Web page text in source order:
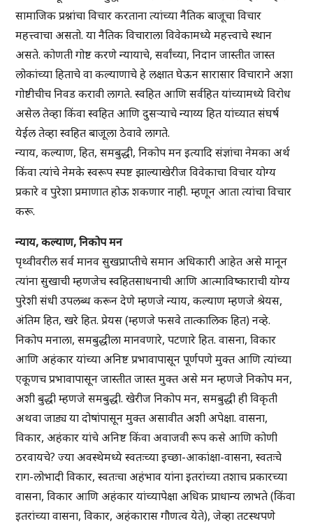
सामाजिक प्रश्नांचा विचार करताना त्यांच्या नैतिक बाजूचा विचार
महत्त्वाचा असतो. या नैतिक विचाराला विवेकामध्ये महत्त्वाचे स्थान
असते. कोणती गोष्ट करणे न्यायाचे, सर्वांच्या, निदान जास्तीत जास्त
लोकांच्या हिताचे वा कल्याणाचे हे लक्षात घेऊन सारासार विचाराने अशा
गोष्टीचीच निवड करावी लागते. स्वहित आणि सर्वहित यांच्यामध्ये विरोध
असेल तेव्हा किंवा स्वहित आणि दुसऱ्याचे न्याय्य हित यांच्यात संघर्ष
येईल तेव्हा स्वहित बाजूला ठेवावे लागते.
न्याय, कल्याण, हित, समबुद्धी, निकोप मन इत्यादि संज्ञांचा नेमका अर्थ
किंवा त्यांचे नेमके स्वरूप स्पष्ट झाल्याखेरीज विवेकाचा विचार योग्य
प्रकारे व पुरेशा प्रमाणात होऊ शकणार नाही. म्हणून आता त्यांचा विचार
करू.
न्याय, कल्याण, निकोप मन
पृथ्वीवरील सर्व मानव सुखप्राप्तीचे समान अधिकारी आहेत असे मानून
त्यांना सुखाची म्हणजेच स्वहितसाधनाची आणि आत्माविष्काराची योग्य
पुरेशी संधी उपलब्ध करून देणे म्हणजे न्याय, कल्याण म्हणजे श्रेयस,
अंतिम हित, खरे हित. प्रेयस (म्हणजे फसवे तात्कालिक हित) नव्हे.
निकोप मनाला, समबुद्धीला मानवणारे, पटणारे हित. वासना, विकार
आणि अहंकार यांच्या अनिष्ट प्रभावापासून पूर्णपणे मुक्त आणि त्यांच्या
एकूणच प्रभावापासून जास्तीत जास्त मुक्त असे मन म्हणजे निकोप मन,
अशी बुद्धी म्हणजे समबुद्धी. खेरीज निकोप मन, समबुद्धी ही विकृती
अथवा जाड्य या दोषांपासून मुक्त असावीत अशी अपेक्षा. वासना,
विकार, अहंकार यांचे अनिष्ट किंवा अवाजवी रूप कसे आणि कोणी
ठरवायचे? ज्या अवस्थेमध्ये स्वतःच्या इच्छा-आकांक्षा-वासना, स्वतःचे
राग-लोभादी विकार, स्वतःचा अहंभाव यांना इतरांच्या तशाच प्रकारच्या
वासना, विकार आणि अहंकार यांच्यापेक्षा अधिक प्राधान्य लाभते (किंवा
इतरांच्या वासना, विकार, अहंकारास गौणत्व येते), जेव्हा तटस्थपणे